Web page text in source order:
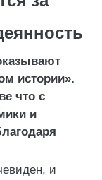
истории».
что с
и
и